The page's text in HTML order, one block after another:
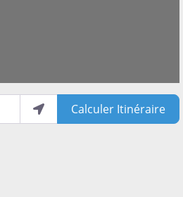
Calculer Itinéraire